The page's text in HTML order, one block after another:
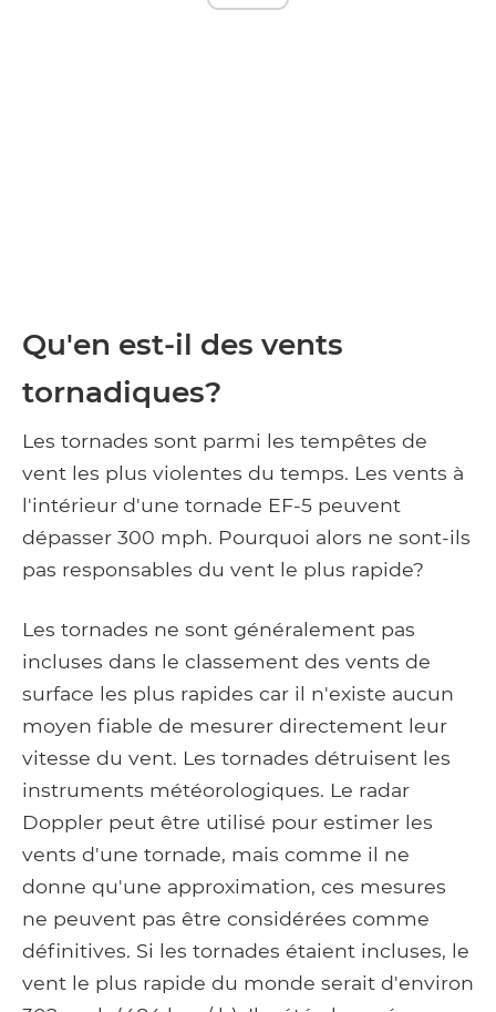
Qu'en est-il des vents
tornadiques?
Les tornades sont parmi les tempêtes de
vent les plus violentes du temps. Les vents à
l'intérieur d'une tornade EF-5 peuvent
dépasser 300 mph. Pourquoi alors ne sont-ils
pas responsables du vent le plus rapide?
Les tornades ne sont généralement pas
incluses dans le classement des vents de
surface les plus rapides car il n'existe aucun
moyen fiable de mesurer directement leur
vitesse du vent. Les tornades détruisent les
instruments météorologiques. Le radar
Doppler peut être utilisé pour estimer les
vents d'une tornade, mais comme il ne
donne qu'une approximation, ces mesures
ne peuvent pas être considérées comme
définitives. Si les tornades étaient incluses, le
vent le plus rapide du monde serait d'environ